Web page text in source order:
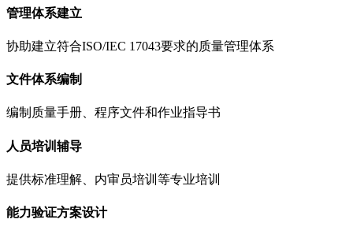
管理体系建立
协助建立符合ISO/IEC 17043要求的质量管理体系
文件体系编制
编制质量手册、程序文件和作业指导书
人员培训辅导
提供标准理解、内审员培训等专业培训
能力验证方案设计